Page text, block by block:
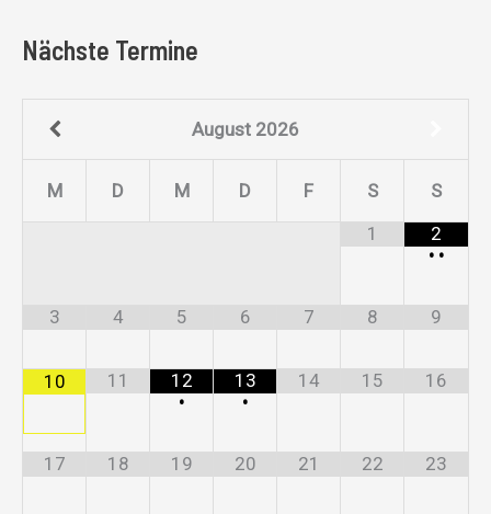
Nächste Termine
August 2026
M D M D F S
S
1
2
• •
3 4 5 6 7 8 9
10 11
12
•
13
•
14 15 16
17 18 19 20 21 22 23